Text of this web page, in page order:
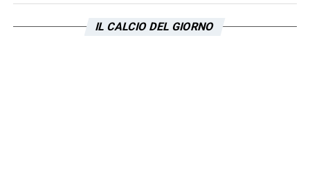
IL CALCIO DEL GIORNO